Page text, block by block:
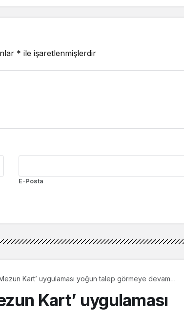
* ile işaretlenmişlerdir
E-Posta
Kart’ uygulaması yoğun talep görmeye devam
Kart’ uygulaması